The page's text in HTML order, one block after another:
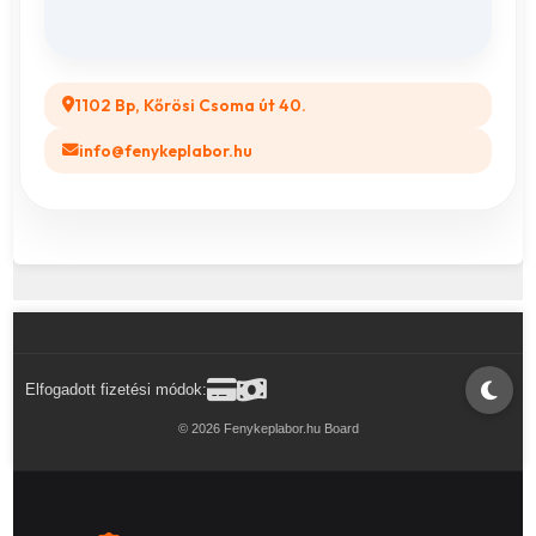
1102 Bp, Kőrösi Csoma út 40.
info@fenykeplabor.hu
Elfogadott fizetési módok:
© 2026 Fenykeplabor.hu Board